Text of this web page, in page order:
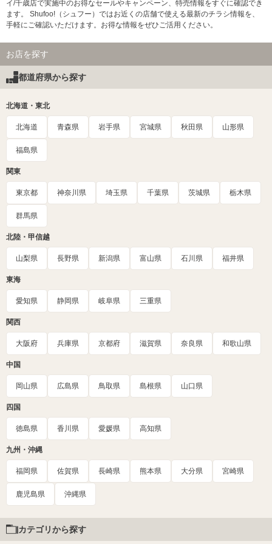
イ/千歳店で実施中のお得なセールやキャンペーン、特売情報をすぐに確認でき
ます。 Shufoo!（シュフー）ではお近くの店舗で使える最新のチラシ情報を、
手軽にご確認いただけます。お得な情報をぜひご活用ください。
お店を探す
都道府県から探す
北海道・東北
北海道 青森県 岩手県 宮城県 秋田県 山形県
福島県
関東
東京都 神奈川県 埼玉県 千葉県 茨城県 栃木県
群馬県
北陸・甲信越
山梨県 長野県 新潟県 富山県 石川県 福井県
東海
愛知県 静岡県 岐阜県 三重県
関西
大阪府 兵庫県 京都府 滋賀県 奈良県 和歌山県
中国
岡山県 広島県 鳥取県 島根県 山口県
四国
徳島県 香川県 愛媛県 高知県
九州・沖縄
福岡県 佐賀県 長崎県 熊本県 大分県 宮崎県
鹿児島県 沖縄県
カテゴリから探す